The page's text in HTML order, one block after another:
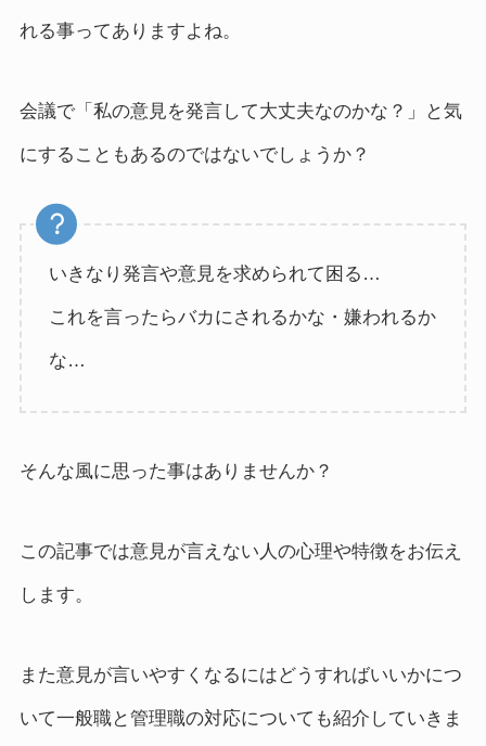
れる事ってありますよね。
会議で「私の意見を発言して大丈夫なのかな？」と気
にすることもあるのではないでしょうか？
いきなり発言や意見を求められて困る…
これを言ったらバカにされるかな・嫌われるか
な…
そんな風に思った事はありませんか？
この記事では意見が言えない人の心理や特徴をお伝え
します。
また意見が言いやすくなるにはどうすればいいかにつ
いて一般職と管理職の対応についても紹介していきま